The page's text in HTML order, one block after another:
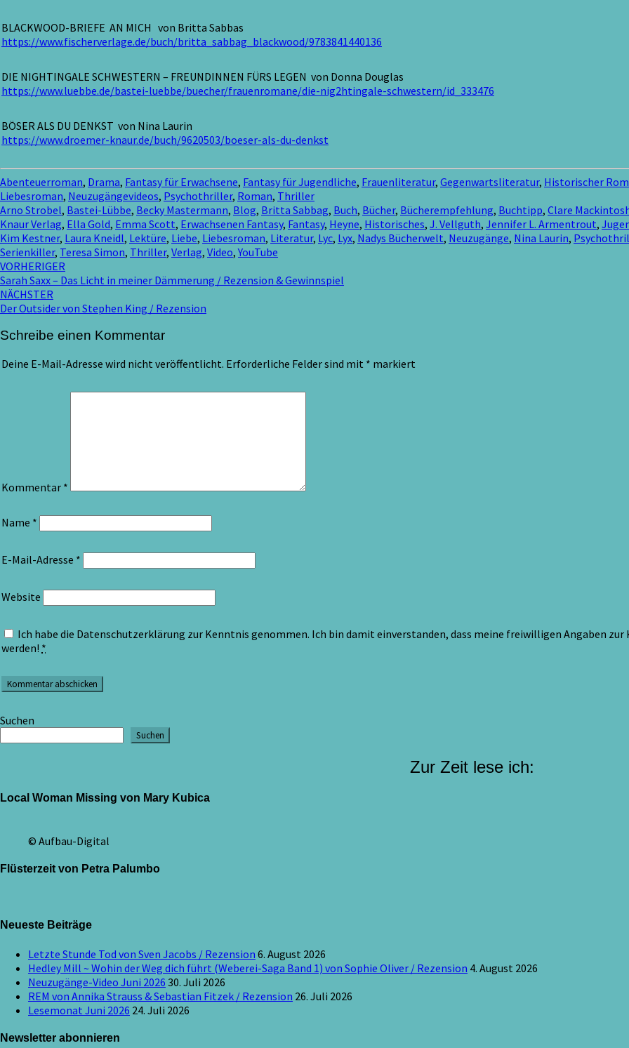
BLACKWOOD-BRIEFE AN MICH von Britta Sabbas
https://www.fischerverlage.de/buch/britta_sabbag_blackwood/9783841440136
DIE NIGHTINGALE SCHWESTERN – FREUNDINNEN FÜRS LEGEN von Donna Douglas
https://www.luebbe.de/bastei-luebbe/buecher/frauenromane/die-nig2htingale-schwestern/id_333476
BÖSER ALS DU DENKST von Nina Laurin
https://www.droemer-knaur.de/buch/9620503/boeser-als-du-denkst
Abenteuerroman, Drama, Fantasy für Erwachsene, Fantasy für Jugendliche, Frauenliteratur, Gegenwartsliteratur, Historischer
Liebesroman, Neuzugängevideos, Psychothriller, Roman, Thriller
Arno Strobel, Bastei-Lübbe, Becky Mastermann, Blog, Britta Sabbag, Buch, Bücher, Bücherempfehlung, Buchtipp, Clare
Knaur Verlag, Ella Gold, Emma Scott, Erwachsenen Fantasy, Fantasy, Heyne, Historisches, J. Vellguth, Jennifer L. Armentrout,
Kim Kestner, Laura Kneidl, Lektüre, Liebe, Liebesroman, Literatur, Lyc, Lyx, Nadys Bücherwelt, Neuzugänge, Nina Laurin,
Serienkiller, Teresa Simon, Thriller, Verlag, Video,YouTube
Beitragsnavigation
VORHERIGER
Sarah Saxx – Das Licht in meiner Dämmerung / Rezension & Gewinnspiel
NÄCHSTER
Der Outsider von Stephen King / Rezension
Schreibe einen Kommentar
Deine E-Mail-Adresse wird nicht veröffentlicht. Erforderliche Felder sind mit * markiert
Kommentar *
Name *
E-Mail-Adresse *
Website
Ich habe die Datenschutzerklärung zur Kenntnis genommen. Ich bin damit einverstanden, dass meine freiwilligen Angaben
werden! *
Suchen
Suchen
Zur Zeit lese ich:
Local Woman Missing von Mary Kubica
© Aufbau-Digital
Flüsterzeit von Petra Palumbo
Neueste Beiträge
Letzte Stunde Tod von Sven Jacobs / Rezension 6. August 2026
Hedley Mill ~ Wohin der Weg dich führt (Weberei-Saga Band 1) von Sophie Oliver / Rezension 4. August 2026
Neuzugänge-Video Juni 2026 30. Juli 2026
REM von Annika Strauss & Sebastian Fitzek / Rezension 26. Juli 2026
Lesemonat Juni 2026 24. Juli 2026
Newsletter abonnieren